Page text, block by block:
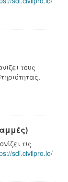
τους
τις
sdi.civilpro.io/